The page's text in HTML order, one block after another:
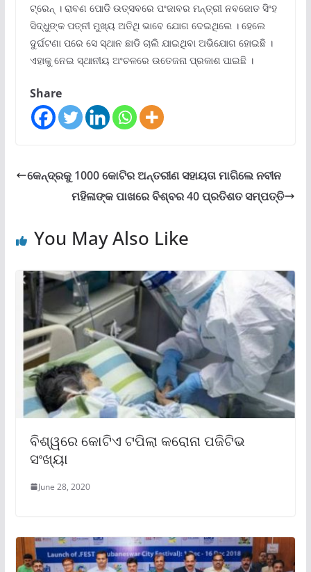
ଟ୍ରେନ୍ । ରାବଣ ପୋଡି ଉତ୍ସବରେ ପଂଜାବର ମନ୍ତ୍ରୀ ନବଜୋତ ସିଂହ
ସିଦ୍ଧୁଙ୍କ ପତ୍ନୀ ମୁଖ୍ୟ ଅତିଥି ଭାବେ ଯୋଗ ଦେଇଥିଲେ । ହେଲେ
ଦୁର୍ଘଟଣା ପରେ ସେ ସ୍ଥାନ ଛାଡି ଚାଲି ଯାଇଥିବା ଅଭିଯୋଗ ହୋଇଛି ।
ଏହାକୁ ନେଇ ସ୍ଥାନୀୟ ଅଂଚଳରେ ଉତେଜନା ପ୍ରକାଶ ପାଇଛି ।
Share
କେନ୍ଦ୍ରକୁ 1000 କୋଟିର ଅନ୍ତରୀଣ ସହାୟତା ମାଗିଲେ ନବୀନ
ମହିଳାଙ୍କ ପାଖରେ ବିଶ୍ବର 40 ପ୍ରତିଶତ ସମ୍ପତ୍ତି
You May Also Like
ବିଶ୍ୱରେ କୋଟିଏ ଟପିଲା କରୋନା ପଜିଟିଭ
ସଂଖ୍ୟା
June 28, 2020